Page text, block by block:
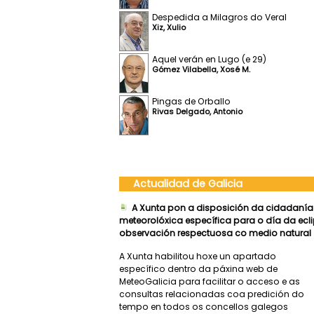
Despedida a Milagros do Veral
Xiz, Xulio
Aquel verán en Lugo (e 29)
Gómez Vilabella, Xosé M.
Pingas de Orballo
Rivas Delgado, Antonio
Actualidad de Galicia
A Xunta pon a disposición da
meteorolóxica específica para o día da
observación respectuosa co medio natural
A Xunta habilitou hoxe un apartado
específico dentro da páxina web de
MeteoGalicia para facilitar o acceso e as
consultas relacionadas coa predición do
tempo en todos os concellos galegos